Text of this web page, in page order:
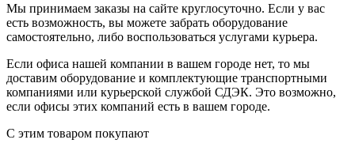
Мы принимаем заказы на сайте круглосуточно. Если у вас
есть возможность, вы можете забрать оборудование
самостоятельно, либо воспользоваться услугами курьера.
Если офиса нашей компании в вашем городе нет, то мы
доставим оборудование и комплектующие транспортными
компаниями или курьерской службой СДЭК. Это возможно,
если офисы этих компаний есть в вашем городе.
С этим товаром покупают